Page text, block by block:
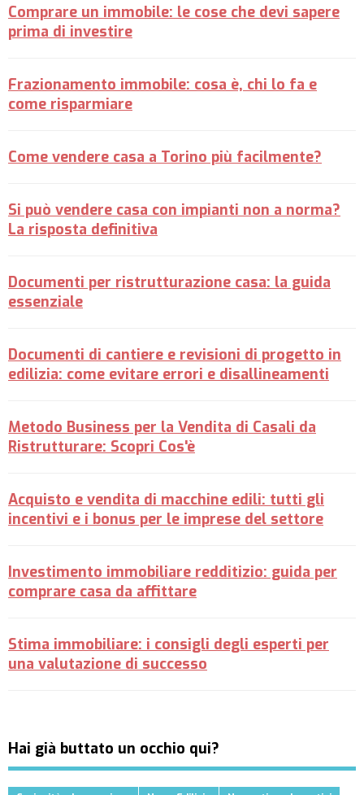
Comprare un immobile: le cose che devi sapere
prima di investire
Frazionamento immobile: cosa è, chi lo fa e
come risparmiare
Come vendere casa a Torino più facilmente?
Si può vendere casa con impianti non a norma?
La risposta definitiva
Documenti per ristrutturazione casa: la guida
essenziale
Documenti di cantiere e revisioni di progetto in
edilizia: come evitare errori e disallineamenti
Metodo Business per la Vendita di Casali da
Ristrutturare: Scopri Cos'è
Acquisto e vendita di macchine edili: tutti gli
incentivi e i bonus per le imprese del settore
Investimento immobiliare redditizio: guida per
comprare casa da affittare
Stima immobiliare: i consigli degli esperti per
una valutazione di successo
Hai già buttato un occhio qui?